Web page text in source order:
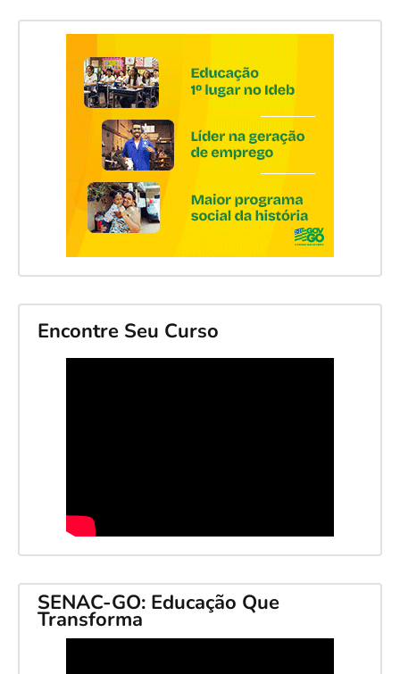
Encontre Seu Curso
SENAC-GO: Educação Que
Transforma